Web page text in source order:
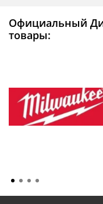
Официальный
товары: